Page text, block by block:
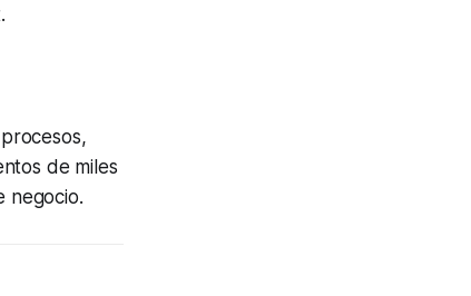
de miles
negocio.